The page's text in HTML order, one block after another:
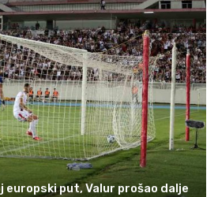
europski put, Valur prošao dalje